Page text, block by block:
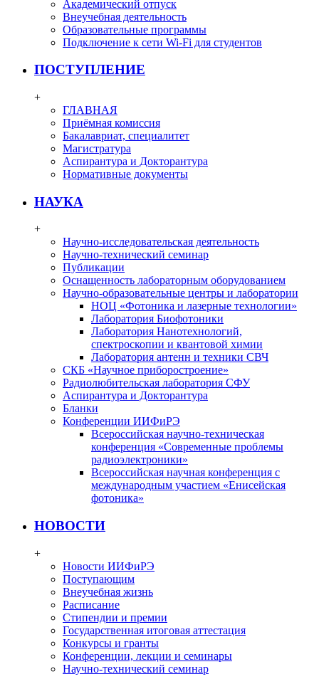
Академический отпуск
Внеучебная деятельность
Образовательные программы
Подключение к сети Wi-Fi для студентов
ПОСТУПЛЕНИЕ
+
ГЛАВНАЯ
Приёмная комиссия
Бакалавриат, специалитет
Магистратура
Аспирантура и Докторантура
Нормативные документы
НАУКА
+
Научно-исследовательская деятельность
Научно-технический семинар
Публикации
Оснащенность лабораторным оборудованием
Научно-образовательные центры и лаборатории
НОЦ «Фотоника и лазерные технологии»
Лаборатория Биофотоники
Лаборатория Нанотехнологий,
спектроскопии и квантовой химии
Лаборатория антенн и техники СВЧ
СКБ «Научное приборостроение»
Радиолюбительская лаборатория СФУ
Аспирантура и Докторантура
Бланки
Конференции ИИФиРЭ
Всероссийская научно-техническая
конференция «Современные проблемы
радиоэлектроники»
Всероссийская научная конференция с
международным участием «Енисейская
фотоника»
НОВОСТИ
+
Новости ИИФиРЭ
Поступающим
Внеучебная жизнь
Расписание
Стипендии и премии
Государственная итоговая аттестация
Конкурсы и гранты
Конференции, лекции и семинары
Научно-технический семинар